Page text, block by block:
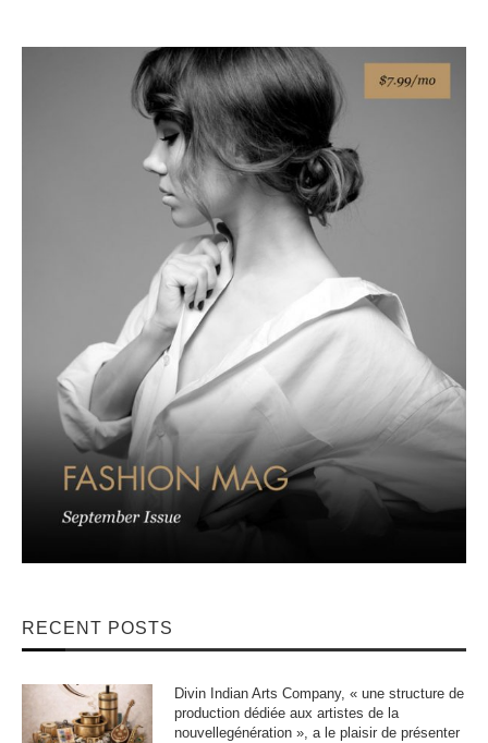
RECENT POSTS
Divin Indian Arts Company, « une structure de
production dédiée aux artistes de la
nouvellegénération », a le plaisir de présenter